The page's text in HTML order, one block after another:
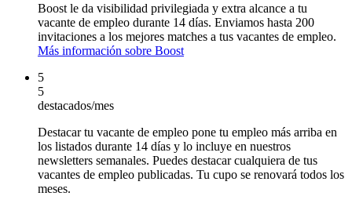
Boost le da visibilidad privilegiada y extra alcance a tu
vacante de empleo durante 14 días. Enviamos hasta 200
invitaciones a los mejores matches a tus vacantes de empleo.
Más información sobre Boost
5
5
destacados/mes
Destacar tu vacante de empleo pone tu empleo más arriba en
los listados durante 14 días y lo incluye en nuestros
newsletters semanales. Puedes destacar cualquiera de tus
vacantes de empleo publicadas. Tu cupo se renovará todos los
meses.